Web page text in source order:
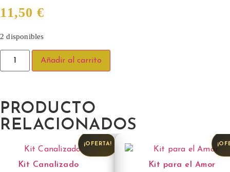
11,50 €
2 disponibles
Añadir al carrito
PRODUCTO
RELACIONADOS
¡OFERTA!
Kit Canalizado Kit para el Amor